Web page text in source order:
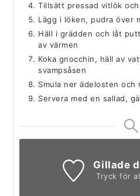
Tillsätt pressad vitlök
Lägg i löken, pudra över
Häll i grädden och låt
av värmen
Koka gnocchin, häll av
svampsåsen
Smula ner ädelosten
Servera med en sallad,
Gillade
Tryck för